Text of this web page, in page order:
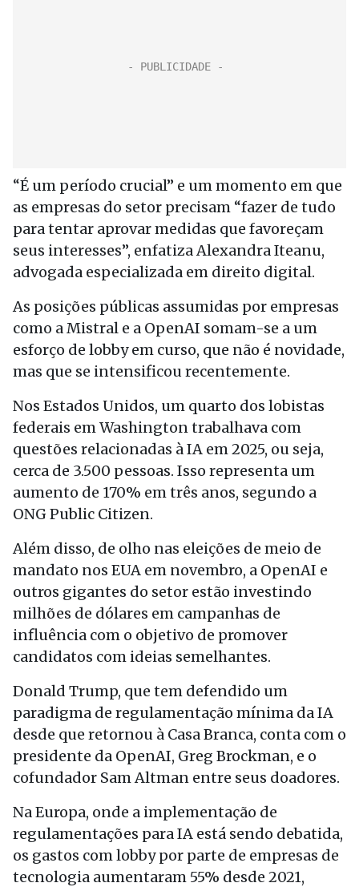
“É um período crucial” e um momento em que
as empresas do setor precisam “fazer de tudo
para tentar aprovar medidas que favoreçam
seus interesses”, enfatiza Alexandra Iteanu,
advogada especializada em direito digital.
As posições públicas assumidas por empresas
como a Mistral e a OpenAI somam-se a um
esforço de lobby em curso, que não é novidade,
mas que se intensificou recentemente.
Nos Estados Unidos, um quarto dos lobistas
federais em Washington trabalhava com
questões relacionadas à IA em 2025, ou seja,
cerca de 3.500 pessoas. Isso representa um
aumento de 170% em três anos, segundo a
ONG Public Citizen.
Além disso, de olho nas eleições de meio de
mandato nos EUA em novembro, a OpenAI e
outros gigantes do setor estão investindo
milhões de dólares em campanhas de
influência com o objetivo de promover
candidatos com ideias semelhantes.
Donald Trump, que tem defendido um
paradigma de regulamentação mínima da IA
desde que retornou à Casa Branca, conta com o
presidente da OpenAI, Greg Brockman, e o
cofundador Sam Altman entre seus doadores.
Na Europa, onde a implementação de
regulamentações para IA está sendo debatida,
os gastos com lobby por parte de empresas de
tecnologia aumentaram 55% desde 2021,